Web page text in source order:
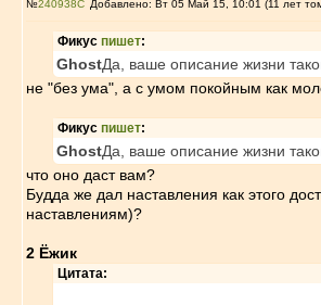
№240938 Добавлено: Вт 05 Май 15, 10:01 (11 лет
Фикус пишет:
GhostДа, ваше описание жизни
не "без ума", а с умом покойным как
Фикус пишет:
GhostДа, ваше описание жизни
что оно даст вам?
Будда же дал наставления как этого
наставлениям)?
2 Ёжик
Цитата: